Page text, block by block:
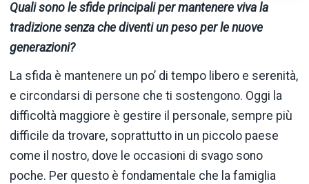
Quali sono le sfide principali per mantenere viva la
tradizione senza che diventi un peso per le nuove
generazioni?
La sfida è mantenere un po’ di tempo libero e serenità,
e circondarsi di persone che ti sostengono. Oggi la
difficoltà maggiore è gestire il personale, sempre più
difficile da trovare, soprattutto in un piccolo paese
come il nostro, dove le occasioni di svago sono
poche. Per questo è fondamentale che la famiglia